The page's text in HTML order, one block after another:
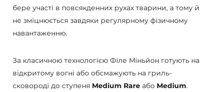
бере участі в повсякденних рухах тварини, а тому й
не зміцнюється завдяки регулярному фізичному
навантаженню.
За класичною технологією Філе Міньйон готують на
відкритому вогні або обсмажують на гриль-
сковороді до ступеня Medium Rare або Medium.